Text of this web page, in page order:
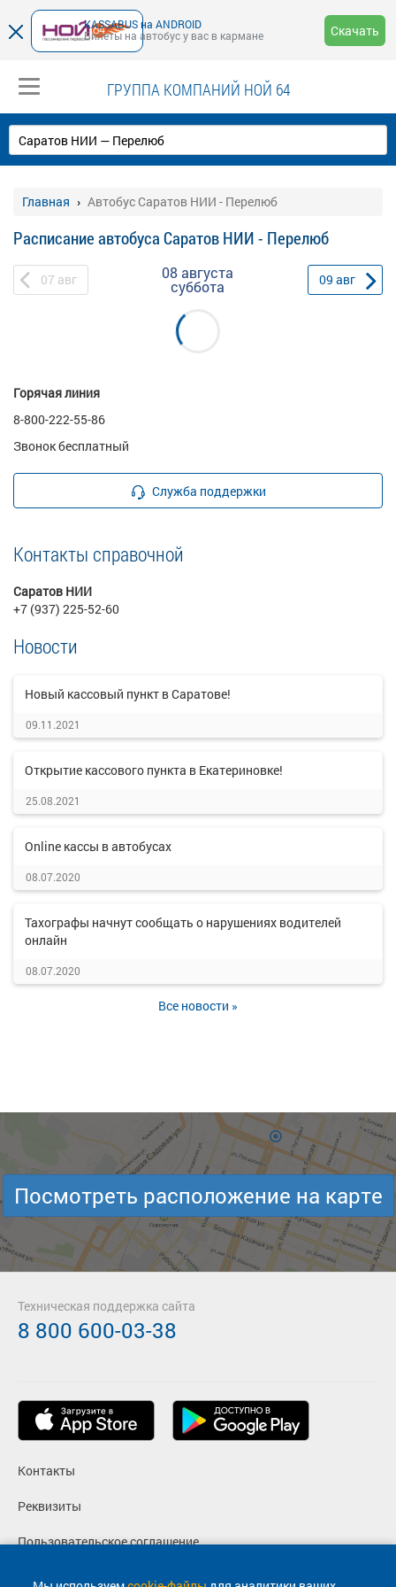
KASSABUS на ANDROID
Билеты на автобус у вас в кармане
Скачать
ГРУППА КОМПАНИЙ НОЙ 64
Главная Автобус Саратов НИИ - Перелюб
Расписание автобуса Саратов НИИ - Перелюб
07 авг 08 августа
суббота 09 авг
Горячая линия
8-800-222-55-86
Звонок бесплатный
Служба поддержки
Контакты справочной
Саратов НИИ
+7 (937) 225-52-60
Новости
Новый кассовый пункт в Саратове!
09.11.2021
Открытие кассового пункта в Екатериновке!
25.08.2021
Online кассы в автобусах
08.07.2020
Тахографы начнут сообщать о нарушениях водителей
онлайн
08.07.2020
Все новости »
Посмотреть расположение на карте
Контакты
Реквизиты
Пользовательское соглашение
Политика конфиденциальности
Техническая поддержка сайта
8 800 600-03-38